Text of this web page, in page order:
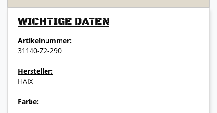
WICHTIGE DATEN
Artikelnummer:
31140-Z2-290
Hersteller:
HAIX
Farbe: